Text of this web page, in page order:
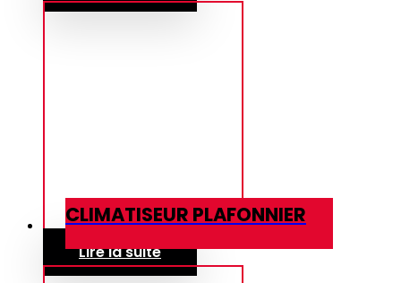
CLIMATISEUR PLAFONNIER
Lire la suite